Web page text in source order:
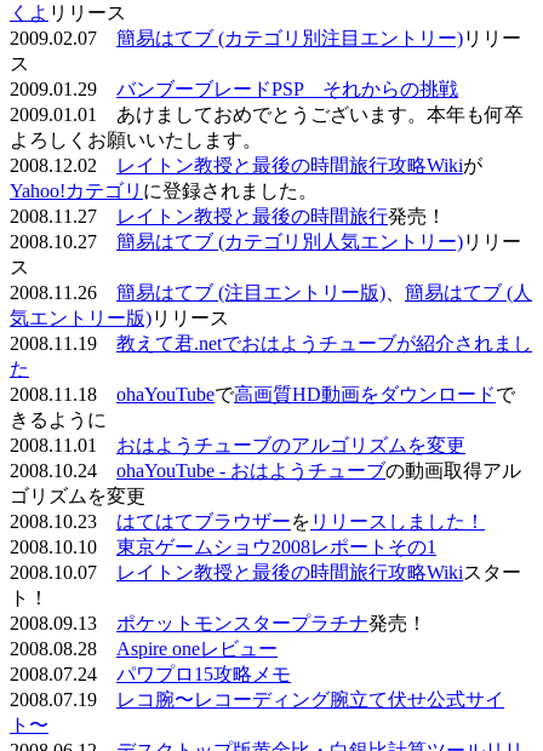
くよ リリース
2009.02.07 簡易はてブ (カテゴリ別注目エントリー)リリー
ス
2009.01.29 バンブーブレードPSP それからの挑戦
2009.01.01 あけましておめでとうございます。本年も何卒
よろしくお願いいたします。
2008.12.02
レイトン教授と最後の時間旅行攻略Wikiが
Yahoo!カテゴリ に登録されました。
2008.11.27
レイトン教授と最後の時間旅行発売！
2008.10.27 簡易はてブ (カテゴリ別人気エントリー)リリー
ス
2008.11.26 簡易はてブ (注目エントリー版)
簡易はてブ (人
気エントリー版)リリース
2008.11.19 教えて君.netでおはようチューブが紹介されまし
た
2008.11.18 ohaYouTubeで高画質HD動画をダウンロードで
きるように
2008.11.01 おはようチューブのアルゴリズムを変更
2008.10.24 ohaYouTube - おはようチューブの動画取得アル
ゴリズムを変更
2008.10.23 はてはてブラウザーを リリースしました！
2008.10.10 東京ゲームショウ2008レポートその1
2008.10.07
レイトン教授と最後の時間旅行攻略Wikiスター
ト！
2008.09.13 ポケットモンスタープラチナ発売！
2008.08.28 Aspire oneレビュー
2008.07.24 パワプロ15攻略メモ
2008.07.19
レコ腕〜レコーディング腕立て伏せ公式サイ
ト〜